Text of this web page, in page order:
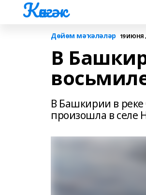
Көнгәк
Дөйөм мәҡәләләр 19 ИЮНЯ ,
В
В Башкирии в
произошла в селе